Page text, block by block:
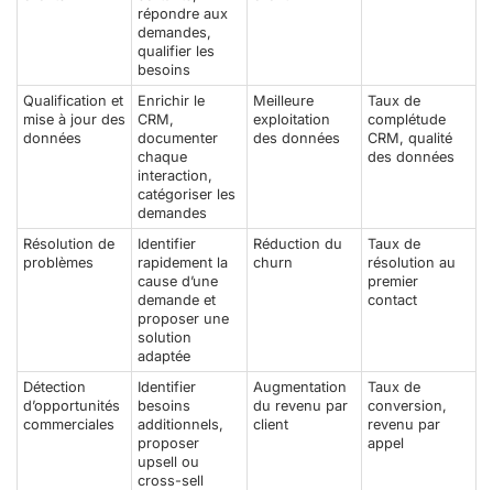
répondre aux
demandes,
qualifier les
besoins
Qualification et
mise à jour des
données
Enrichir le
CRM,
documenter
chaque
interaction,
catégoriser les
demandes
Meilleure
exploitation
des données
Taux de
complétude
CRM, qualité
des données
Résolution de
problèmes
Identifier
rapidement la
cause d’une
demande et
proposer une
solution
adaptée
Réduction du
churn
Taux de
résolution au
premier
contact
Détection
d’opportunités
commerciales
Identifier
besoins
additionnels,
proposer
upsell ou
cross-sell
Augmentation
du revenu par
client
Taux de
conversion,
revenu par
appel